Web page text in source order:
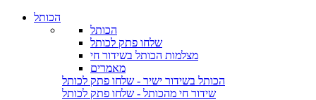
הכותל
הכותל
שלחו פתק לכותל
מצלמות הכותל בשידור חי
מאמרים
הכותל בשידור ישיר - שלחו פתק לכותל
שידור חי מהכותל - שלחו פתק לכותל